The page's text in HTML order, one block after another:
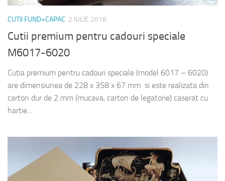
CUTII FUND+CAPAC 2 IULIE 2018
Cutii premium pentru cadouri speciale
M6017-6020
Cutia premium pentru cadouri speciale (model 6017 – 6020)
are dimensiunea de 228 x 358 x 67 mm si este realizata din
carton dur de 2 mm (mucava, carton de legatorie) caserat cu
hartie...